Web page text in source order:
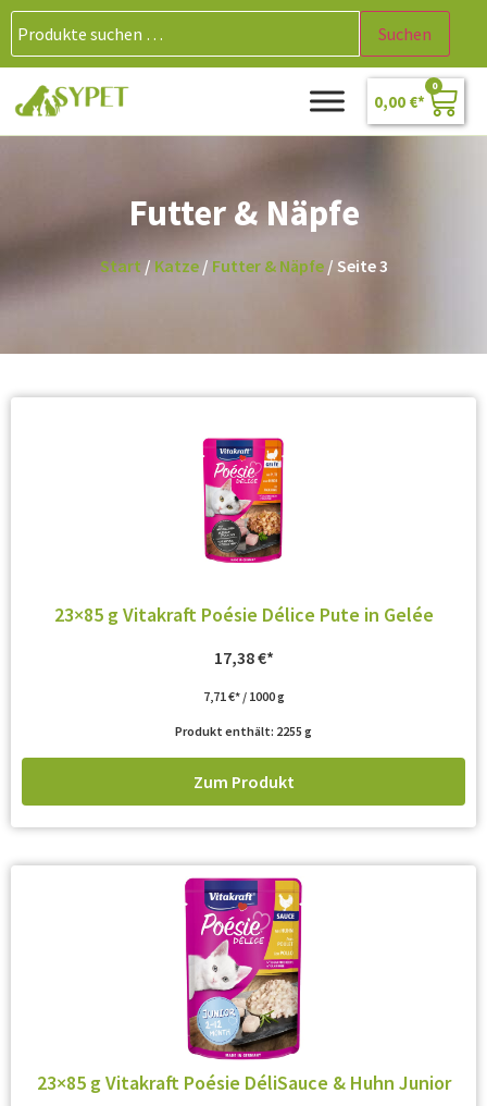
Suchen
0,00 €
0
Futter & Näpfe
Start / Katze/ Futter & Näpfe/ Seite 3
23×85 g Vitakraft Poésie Délice Pute in Gelée
17,38€
7,71€ / 1000g
Produkt enthält: 2255 g
Zum Produkt
23×85 g Vitakraft Poésie DéliSauce & Huhn Junior